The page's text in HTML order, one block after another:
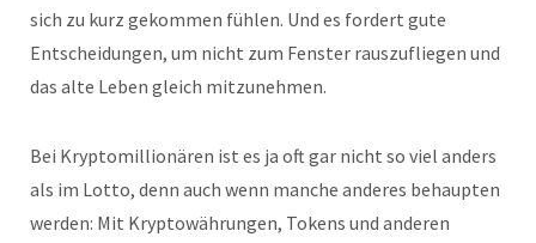
sich zu kurz gekommen fühlen. Und es fordert gute
Entscheidungen, um nicht zum Fenster rauszufliegen und
das alte Leben gleich mitzunehmen.
Bei Kryptomillionären ist es ja oft gar nicht so viel anders
als im Lotto, denn auch wenn manche anderes behaupten
werden: Mit Kryptowährungen, Tokens und anderen